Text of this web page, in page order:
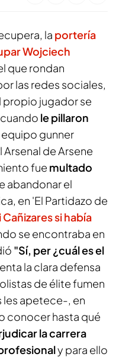
la portería
Wojciech
que rondan
las redes sociales,
jugador se
le pillaron
gunner
de Arsene
fue multado
abandonar el
en 'El Partidazo de
Cañizares si había
se encontraba en
"Sí, per ¿cuál es el
la clara defensa
de élite fumen
les apetece-, en
conocer hasta qué
la carrera
y para ello